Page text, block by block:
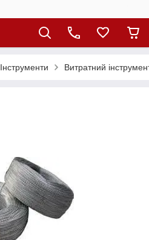
Інструменти Витратний